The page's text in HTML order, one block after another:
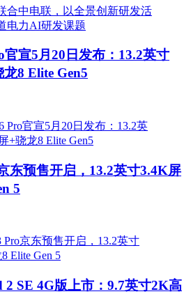
宣5月20日发布：13.2英寸
8 Elite Gen5
东预售开启，13.2英寸3.4K屏
5
2 SE 4G版上市：9.7英寸2K高